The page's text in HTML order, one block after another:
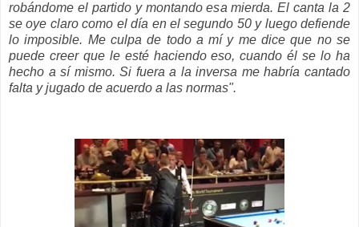
robándome el partido y montando esa mierda. El canta la 2
se oye claro como el día en el segundo 50 y luego defiende
lo imposible. Me culpa de todo a mí y me dice que no se
puede creer que le esté haciendo eso, cuando él se lo ha
hecho a sí mismo. Si fuera a la inversa me habría cantado
falta y jugado de acuerdo a las normas".